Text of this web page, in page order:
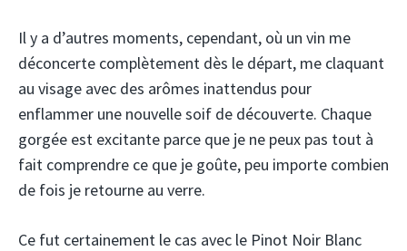
Il y a d’autres moments, cependant, où un vin me
déconcerte complètement dès le départ, me claquant
au visage avec des arômes inattendus pour
enflammer une nouvelle soif de découverte. Chaque
gorgée est excitante parce que je ne peux pas tout à
fait comprendre ce que je goûte, peu importe combien
de fois je retourne au verre.
Ce fut certainement le cas avec le Pinot Noir Blanc